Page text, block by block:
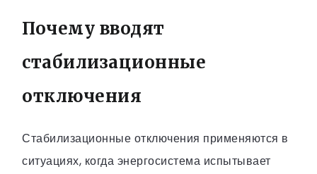
Почему вводят
стабилизационные
отключения
Стабилизационные отключения применяются в
ситуациях, когда энергосистема испытывает